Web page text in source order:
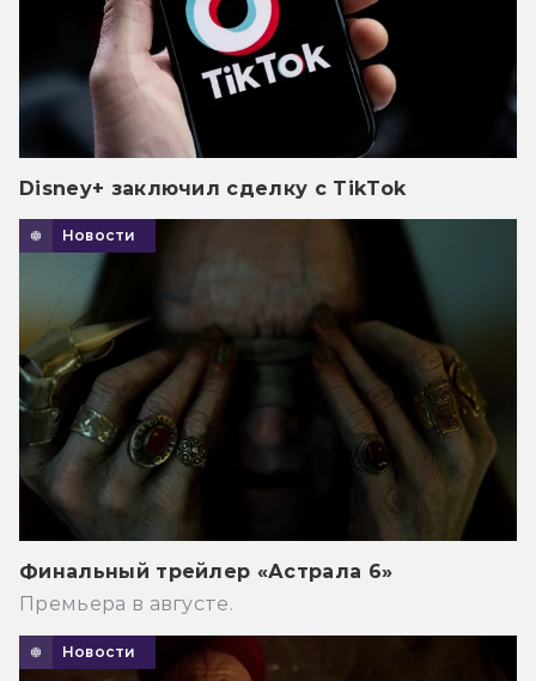
Disney+ заключил сделку с TikTok
Новости
Финальный трейлер «Астрала 6»
Премьера в августе.
Новости